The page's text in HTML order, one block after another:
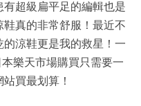
超級扁平足的編輯也是
真的非常舒服！最近不
涼鞋更是我的救星！一
樂天市場購買只需要一
買最划算！